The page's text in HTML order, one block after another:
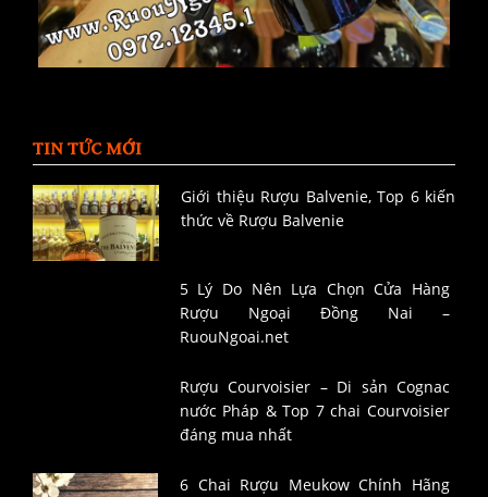
TIN TỨC MỚI
Giới thiệu Rượu Balvenie, Top 6 kiến
thức về Rượu Balvenie
5 Lý Do Nên Lựa Chọn Cửa Hàng
Rượu Ngoại Đồng Nai –
RuouNgoai.net
Rượu Courvoisier – Di sản Cognac
nước Pháp & Top 7 chai Courvoisier
đáng mua nhất
6 Chai Rượu Meukow Chính Hãng